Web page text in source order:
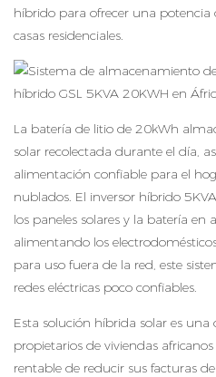
híbrido para ofrecer una potencia
casas residenciales.
La batería de litio de 20kWh
solar recolectada durante el día,
alimentación confiable para el
nublados. El inversor híbrido
los paneles solares y la batería en
alimentando los
para uso fuera de la red, este
redes eléctricas poco confiables.
Esta solución híbrida solar es una
propietarios de viviendas
rentable de reducir sus facturas